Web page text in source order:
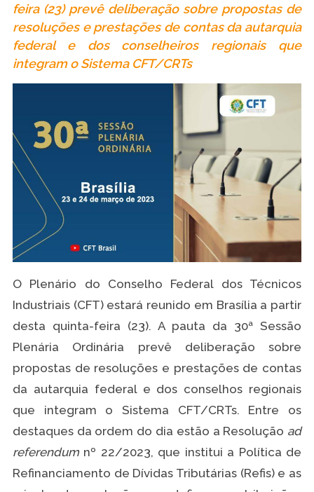
feira (23) prevê deliberação sobre propostas de
resoluções e prestações de contas da autarquia
federal e dos conselheiros regionais que
integram o Sistema CFT/CRTs
O Plenário do Conselho Federal dos Técnicos
Industriais (CFT) estará reunido em Brasília a partir
desta quinta-feira (23). A pauta da 30ª Sessão
Plenária Ordinária prevê deliberação sobre
propostas de resoluções e prestações de contas
da autarquia federal e dos conselhos regionais
que integram o Sistema CFT/CRTs. Entre os
destaques da ordem do dia estão a Resolução ad
referendumnº 22/2023, que institui a Política de
Refinanciamento de Dívidas Tributárias (Refis) e as